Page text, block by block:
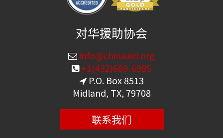
对华援助协会
info@chinaaid.org
+1(432)689-6985
P.O. Box 8513
Midland, TX, 79708
联系我们